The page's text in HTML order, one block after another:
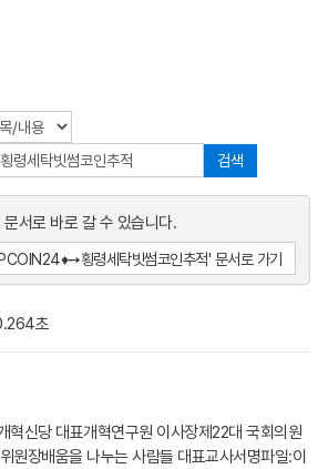
검색
서로 바로 갈 수 있습니다.
횡령세탁빗썸코인추적' 문서로 가기
초
신당 대표개혁연구원 이사장제22대 국회의원
원장배움을 나누는 사람들 대표교사서명파일:이